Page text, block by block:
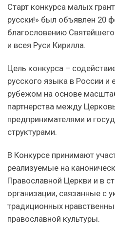
Старт конкурса малых
русски!» был объявлен 20
благословению
и всея Руси Кирилла.
Цель конкурса –
русского языка в России и
рубежом на основе
партнерства между
предпринимателями и
структурами.
В Конкурсе принимают
реализуемые на
Православной Церкви и в
организации, связанные с
традиционных
православной культуры.